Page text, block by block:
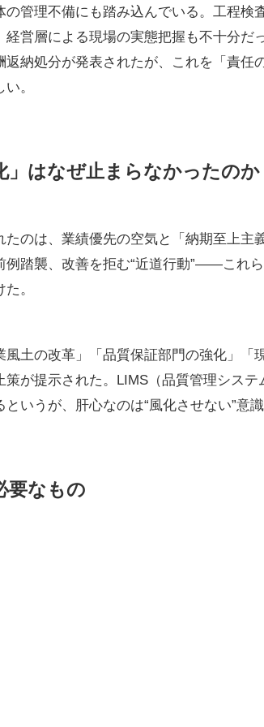
の管理不備にも踏み込んでいる。工程検
経営層による現場の実態把握も不十分だ
返納処分が発表されたが、これを「責任
。
」はなぜ止まらなかったのか
たのは、業績優先の空気と「納期至上主
例踏襲、改善を拒む“近道行動”――これ
。
風土の改革」「品質保証部門の強化」「
策が提示された。LIMS（品質管理シス
いうが、肝心なのは“風化させない”意識
要なもの